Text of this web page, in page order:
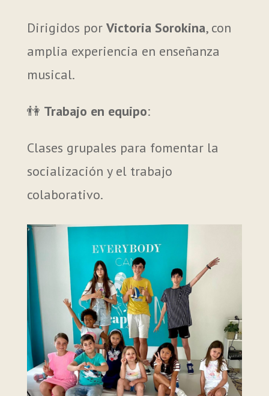
Dirigidos por Victoria Sorokina, con
amplia experiencia en enseñanza
musical.
👫 Trabajo en equipo:
Clases grupales para fomentar la
socialización y el trabajo
colaborativo.